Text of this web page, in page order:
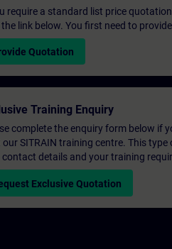
require a standard list price
link below. You first need to
Quotation
Training Enquiry
complete the enquiry form below if
our SITRAIN training centre. This
contact details and your training
Exclusive Quotation